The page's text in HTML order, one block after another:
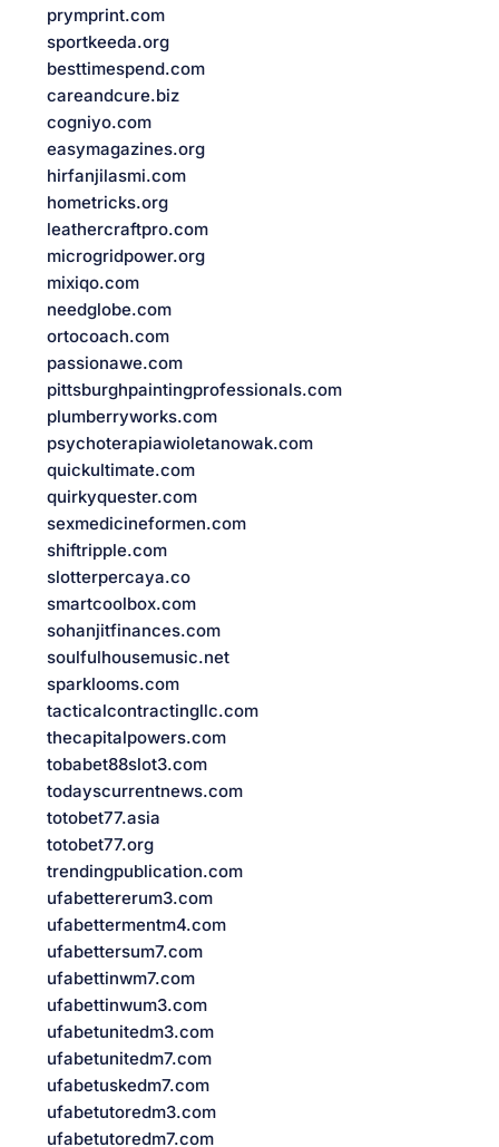
prymprint.com
sportkeeda.org
besttimespend.com
careandcure.biz
cogniyo.com
easymagazines.org
hirfanjilasmi.com
hometricks.org
leathercraftpro.com
microgridpower.org
mixiqo.com
needglobe.com
ortocoach.com
passionawe.com
pittsburghpaintingprofessionals.com
plumberryworks.com
psychoterapiawioletanowak.com
quickultimate.com
quirkyquester.com
sexmedicineformen.com
shiftripple.com
slotterpercaya.co
smartcoolbox.com
sohanjitfinances.com
soulfulhousemusic.net
sparklooms.com
tacticalcontractingllc.com
thecapitalpowers.com
tobabet88slot3.com
todayscurrentnews.com
totobet77.asia
totobet77.org
trendingpublication.com
ufabettererum3.com
ufabettermentm4.com
ufabettersum7.com
ufabettinwm7.com
ufabettinwum3.com
ufabetunitedm3.com
ufabetunitedm7.com
ufabetuskedm7.com
ufabetutoredm3.com
ufabetutoredm7.com